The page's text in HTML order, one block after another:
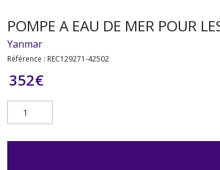
POMPE A EAU DE MER POUR
Yanmar
Référence : REC129271-42502
352€